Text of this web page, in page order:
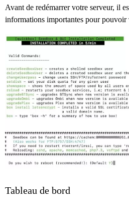
Avant de redémarrer votre serveur, il
informations importantes pour pouvoir
Tableau de bord